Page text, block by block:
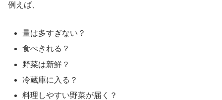
例えば、
量は多すぎない？
食べきれる？
野菜は新鮮？
冷蔵庫に入る？
料理しやすい野菜が届く？